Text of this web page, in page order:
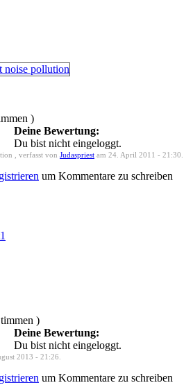
)
Deine Bewertung:
Du bist nicht eingeloggt.
, verfasst von Judaspriest am 24. April 2011 - 21:30.
um Kommentare zu schreiben
)
Deine Bewertung:
Du bist nicht eingeloggt.
2013 - 21:26.
um Kommentare zu schreiben